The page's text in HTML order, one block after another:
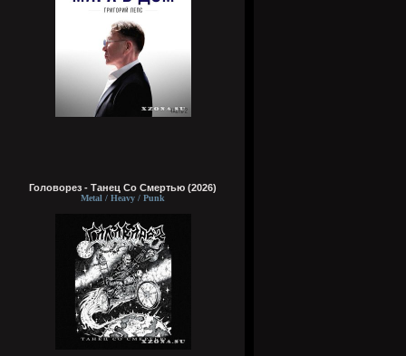
Головорез - Tанец Со Смертью (2026)
Metal / Heavy / Punk